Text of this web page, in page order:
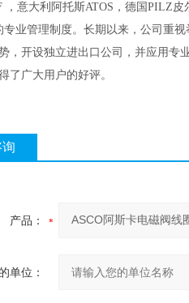
，意大利阿托斯ATOS，德国PILZ
业管理制度。长期以来，公司重
，开设独立进出口公司，并应用专
了广大用户的好评。
产品：
单位：